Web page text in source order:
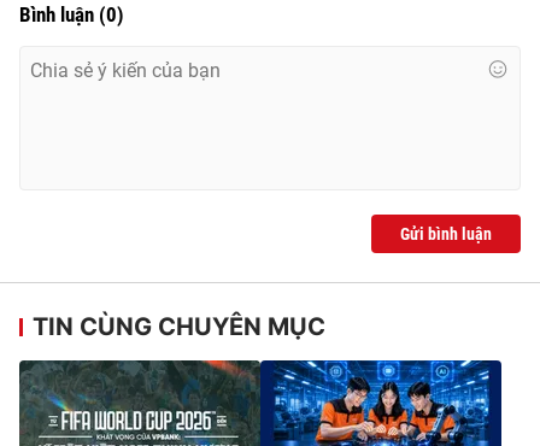
Bình luận (0)
Gửi bình luận
TIN CÙNG CHUYÊN MỤC